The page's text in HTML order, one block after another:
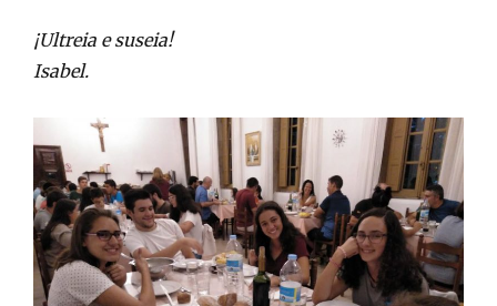
¡Ultreia e suseia!
Isabel.